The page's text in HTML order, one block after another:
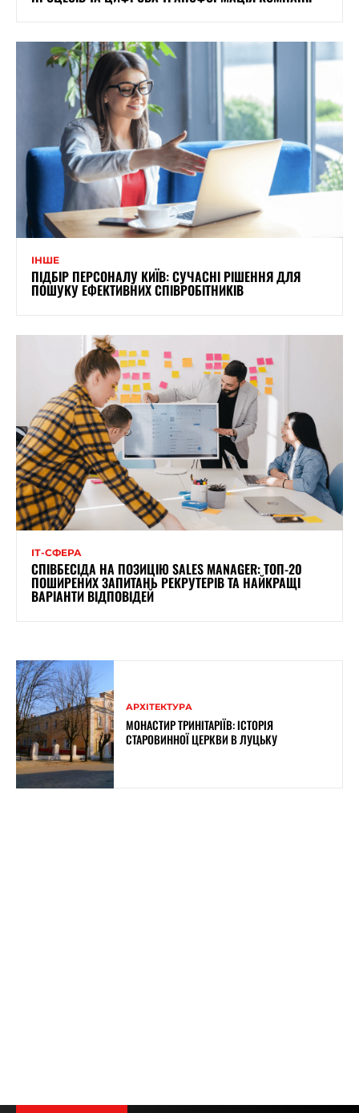
ІНШЕ
ПІДБІР ПЕРСОНАЛУ КИЇВ: СУЧАСНІ РІШЕННЯ ДЛЯ
ПОШУКУ ЕФЕКТИВНИХ СПІВРОБІТНИКІВ
ІТ-СФЕРА
СПІВБЕСІДА НА ПОЗИЦІЮ SALES MANAGER: ТОП-20
ПОШИРЕНИХ ЗАПИТАНЬ РЕКРУТЕРІВ ТА НАЙКРАЩІ
ВАРІАНТИ ВІДПОВІДЕЙ
АРХІТЕКТУРА
МОНАСТИР ТРИНІТАРІЇВ: ІСТОРІЯ
СТАРОВИННОЇ ЦЕРКВИ В ЛУЦЬКУ